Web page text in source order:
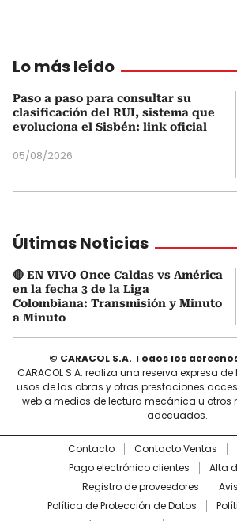
Lo más leído
Paso a paso para consultar su
clasificación del RUI, sistema que
evoluciona el Sisbén: link oficial
05/08/2026
Últimas Noticias
🔴 EN VIVO Once Caldas vs América
en la fecha 3 de la Liga
Colombiana: Transmisión y Minuto
a Minuto
© CARACOL S.A. Todos los
CARACOL S.A. realiza una reserva expresa
usos de las obras y otras prestaciones
web a medios de lectura mecánica u otros
adecuados.
Contacto Contacto Ventas
Pago electrónico clientes
Alta
Registro de proveedores
Política de Protección de Datos